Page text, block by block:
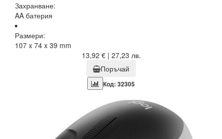
Захранване:
AA батерия
Размери:
107 x 74 x 39 mm
13,92 € | 27,23 лв.
Поръчай
Код: 32305